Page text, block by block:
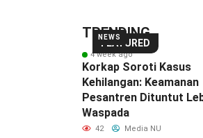
FEATURED
NEWS
TRENDING
4 week ago
Korkap Soroti Kasus
Kehilangan: Keamanan
Pesantren Dituntut
Waspada‎
42
Media NU